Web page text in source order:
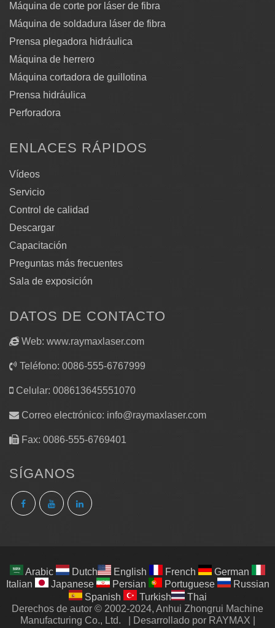
Máquina de corte por láser de fibra
Máquina de soldadura láser de fibra
Prensa plegadora hidráulica
Máquina de herrero
Máquina cortadora de guillotina
Prensa hidráulica
Perforadora
ENLACES RÁPIDOS
Vídeos
Servicio
Control de calidad
Descargar
Capacitación
Preguntas más frecuentes
Sala de exposición
DATOS DE CONTACTO
Web: www.raymaxlaser.com
Teléfono: 0086-555-6767999
Celular: 008613645551070
Correo electrónico: info@raymaxlaser.com
Fax: 0086-555-6769401
SÍGANOS
Arabic Dutch English French
German
Italian
Japanese Persian Portuguese
Russian
Spanish
Turkish
Thai
Derechos de autor © 2002-2024, Anhui Zhongrui Machine
Manufacturing Co., Ltd.
Desarrollado por RAYMAX